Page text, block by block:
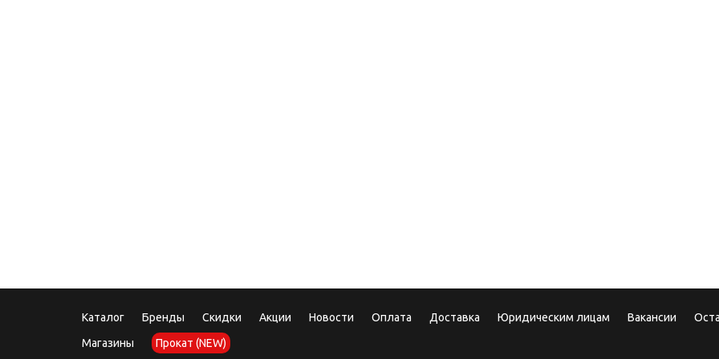
Каталог Бренды Скидки Акции Новости Оплата Доставка Юридическим лицам Вакансии
Магазины
Прокат (NEW)